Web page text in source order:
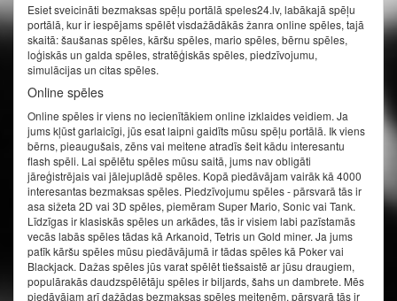
Esiet sveicināti bezmaksas spēļu portālā speles24.lv, labākajā spēļu
portālā, kur ir iespējams spēlēt visdažādākās žanra online spēles, tajā
skaitā: šaušanas spēles, kāršu spēles, mario spēles, bērnu spēles,
loģiskās un galda spēles, stratēģiskās spēles, piedzīvojumu,
simulācijas un citas spēles.
Online spēles
Online spēles ir viens no iecienītākiem online izklaides veidiem. Ja
jums kļūst garlaicīgi, jūs esat laipni gaidīts mūsu spēļu portālā. Ik viens
bērns, pieaugušais, zēns vai meitene atradīs šeit kādu interesantu
flash spēli. Lai spēlētu spēles mūsu saitā, jums nav obligāti
jāreģistrējais vai jālejuplādē spēles. Kopā piedāvājam vairāk kā 4000
interesantas bezmaksas spēles. Piedzīvojumu spēles - pārsvarā tās ir
asa sižeta 2D vai 3D spēles, piemēram Super Mario, Sonic vai Tank.
Līdzīgas ir klasiskās spēles un arkādes, tās ir visiem labi pazīstamās
vecās labās spēles tādas kā Arkanoid, Tetris un Gold miner. Ja jums
patīk kāršu spēles mūsu piedāvājumā ir tādas spēles kā Poker vai
Blackjack. Dažas spēles jūs varat spēlēt tiešsaistē ar jūsu draugiem,
populārakās daudzspēlētāju spēles ir biljards, šahs un dambrete. Mēs
piedāvājam arī dažādas bezmaksas spēles meitenēm, pārsvarā tās ir